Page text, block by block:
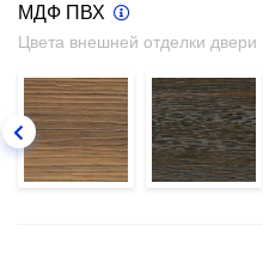
МДФ ПВХ
Цвета внешней отделки двери